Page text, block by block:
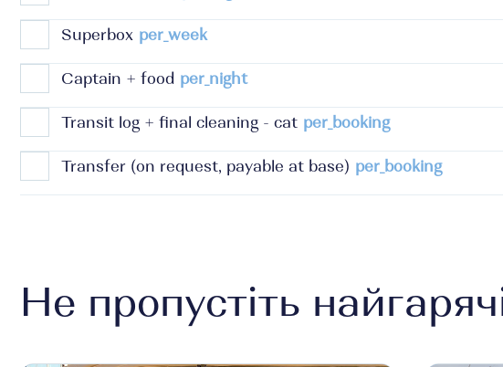
Superbox per_week
Captain + food per_night
Transit log + final cleaning - cat per_booking
Transfer (on request, payable at base) per_booking
Не пропустіть